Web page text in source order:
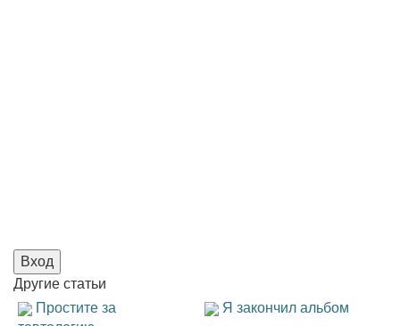
Вход
Другие статьи
Простите за
Я закончил альбом